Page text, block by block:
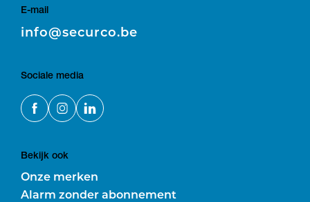
E-mail
E
info@securco.be
Sociale media
Bekijk ook
Onze merken
Alarm zonder abonnement